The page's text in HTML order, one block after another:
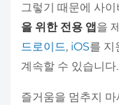
그렇기 때문에 사
을 위한 전용 앱 을
드로이드, iOS를 지
계속할 수 있습니다.
즐거움을 멈추지